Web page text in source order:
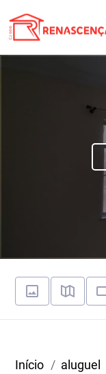
Início aluguel